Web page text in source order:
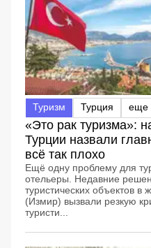
Туризм Турция еще
«Это рак туризма»:
Турции назвали
всё так плохо
Ещё одну проблему для
отельеры. Недавние
туристических объектов
(Измир) вызвали резкую
туристи...